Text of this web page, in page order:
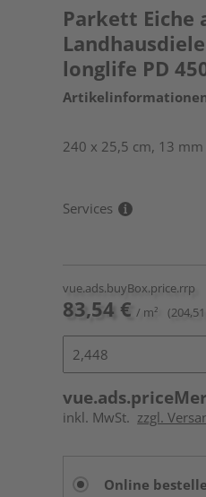
Parkett
longlife PD
240 x 25,5 cm, 13
Services
vue.ads.buyBox.price.rrp
83,54 € / m²
inkl. MwSt. zzgl.
Online